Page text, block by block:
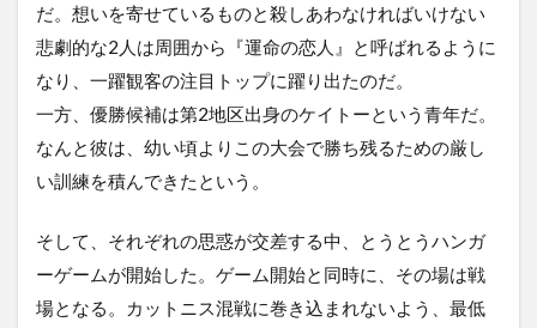
だ。想いを寄せているものと殺しあわなければいけない
悲劇的な2人は周囲から『運命の恋人』と呼ばれるように
なり、一躍観客の注目トップに躍り出たのだ。
一方、優勝候補は第2地区出身のケイトーという青年だ。
なんと彼は、幼い頃よりこの大会で勝ち残るための厳し
い訓練を積んできたという。
そして、それぞれの思惑が交差する中、とうとうハンガ
ーゲームが開始した。ゲーム開始と同時に、その場は戦
場となる。カットニス混戦に巻き込まれないよう、最低